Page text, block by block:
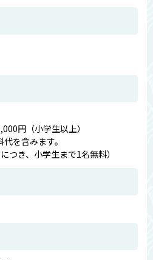
円（小学生以上）
を含みます。
つき、小学生まで1名無料）